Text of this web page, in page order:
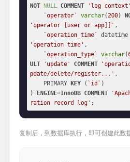
NOT
NULL COMMENT 'log context'
`operator`
varchar(200)
'operator [user or app]]' ,
`operation_time`
datetime
'operation time' ,
`operation_type`
varchar(
ULT
'update' COMMENT
pdate/delete/register...' ,
    PRIMARY
KEY ( `id` )
)
ENGINE=InnoDB COMMENT
ration record log' ;
复制后，到数据库执行，即可创建此数